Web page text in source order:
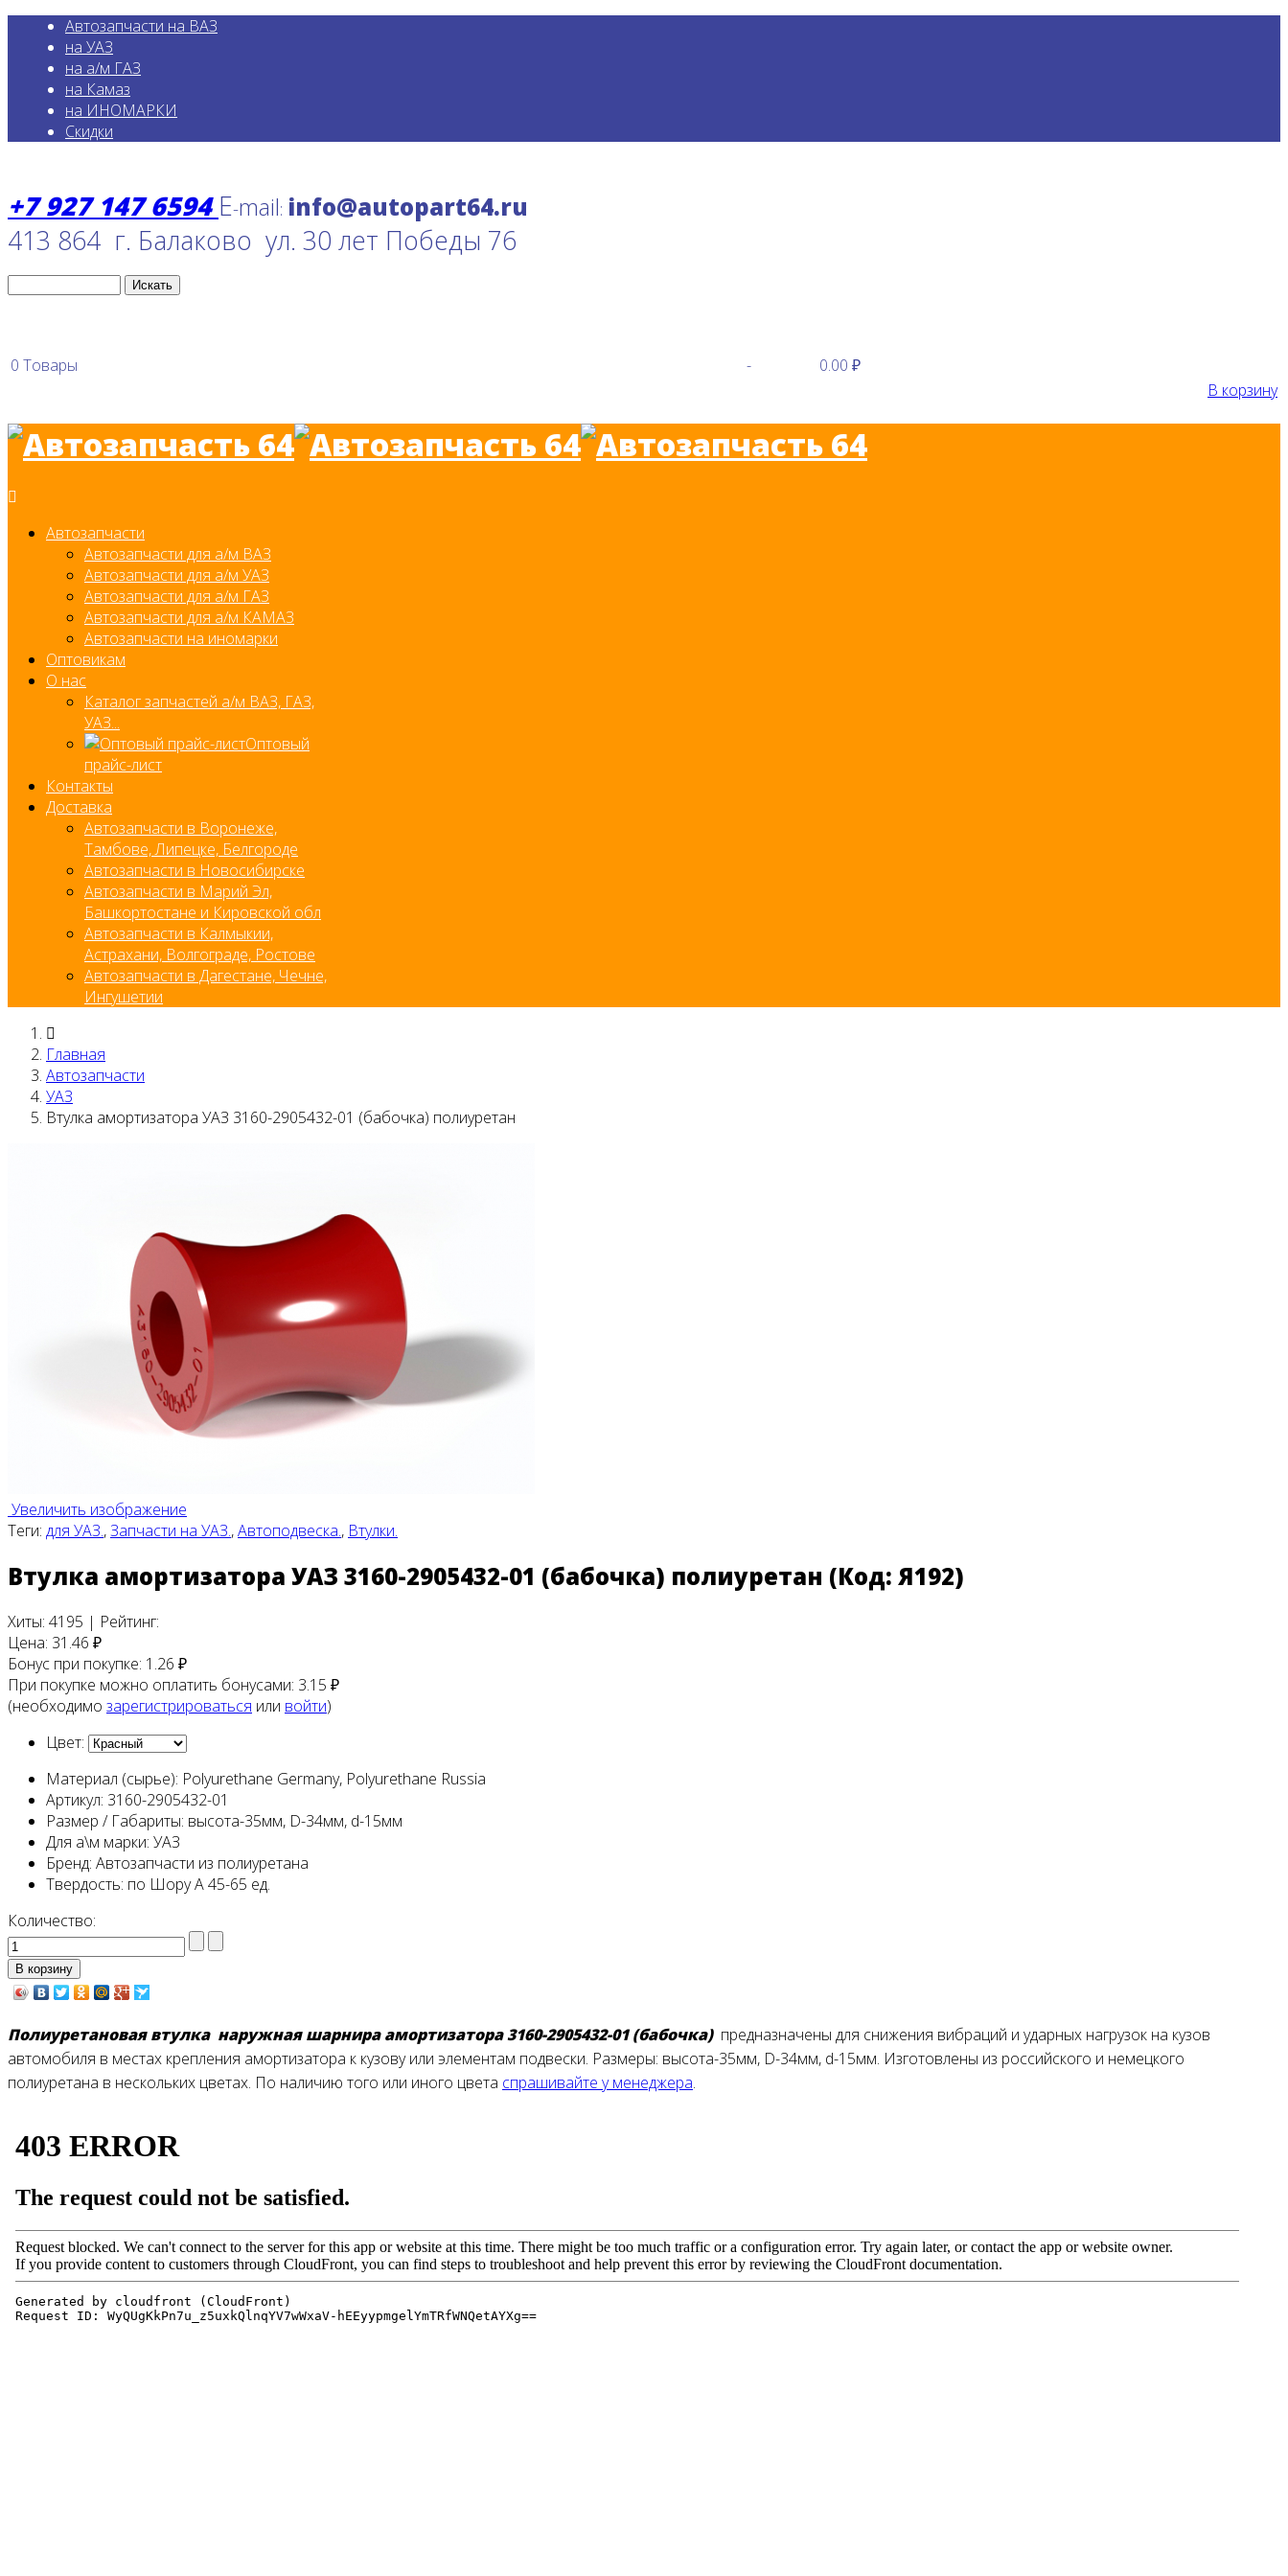
Автозапчасти на ВАЗ
на УАЗ
на а/м ГАЗ
на Камаз
на ИНОМАРКИ
Скидки
+7 927 147 6594 E-mail:
413 864 г. Балаково ул. 30 лет Победы 76
0 Товары -
0.00 ₽
В корзину
Автозапчасти
Автозапчасти для а/м ВАЗ
Автозапчасти для а/м УАЗ
Автозапчасти для а/м ГАЗ
Автозапчасти для а/м КАМАЗ
Автозапчасти на иномарки
Оптовикам
О нас
Каталог запчастей а/м ВАЗ, ГАЗ,
УАЗ...
Оптовый
прайс-лист
Контакты
Доставка
Автозапчасти в Воронеже,
Тамбове, Липецке, Белгороде
Автозапчасти в Новосибирске
Автозапчасти в Марий Эл,
Башкортостане и Кировской обл
Автозапчасти в Калмыкии,
Астрахани, Волгограде, Ростове
Автозапчасти в Дагестане, Чечне,
Ингушетии
Главная
Автозапчасти
УАЗ
Втулка амортизатора УАЗ 3160-2905432-01 (бабочка) полиуретан
Увеличить изображение
Теги: для УАЗ.,Запчасти на УАЗ.,Автоподвеска., Втулки.
Втулка амортизатора УАЗ 3160-2905432-01 (бабочка) полиуретан (Код: Я192)
Хиты: 4195 | Рейтинг:
Цена: 31.46 ₽
Бонус при покупке: 1.26 ₽
При покупке можно оплатить бонусами: 3.15 ₽
(необходимо зарегистрироваться или войти)
Цвет:
Материал (сырье): Polyurethane Germany, Polyurethane Russia
Артикул: 3160-2905432-01
Размер / Габариты: высота-35мм, D-34мм, d-15мм
Для а\м марки: УАЗ
Бренд: Автозапчасти из полиуретана
Твердость: по Шору А 45-65 ед.
Количество:
Полиуретановая втулка наружная шарнира амортизатора 3160-2905432-01 (бабочка) предназначены для снижения вибраций и ударных нагрузок на кузов
автомобиля в местах крепления амортизатора к кузову или элементам подвески. Размеры: высота-35мм, D-34мм, d-15мм. Изготовлены из российского и немецкого
полиуретана в нескольких цветах. По наличию того или иного цвета спрашивайте у менеджера.